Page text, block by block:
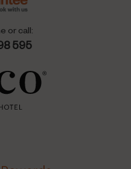
or call:
595